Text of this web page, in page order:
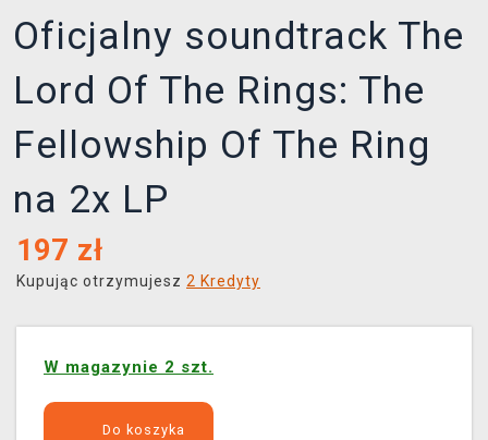
Oficjalny soundtrack The
Lord Of The Rings: The
Fellowship Of The Ring
na 2x LP
197 zł
Kupując otrzymujesz 2 Kredyty
W magazynie 2 szt.
Do koszyka